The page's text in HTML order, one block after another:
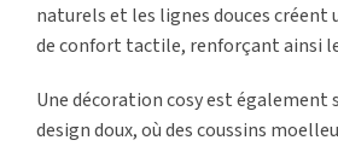
naturels et les lignes douces créent
de confort tactile, renforçant ainsi
Une décoration cosy est également
design doux, où des coussins